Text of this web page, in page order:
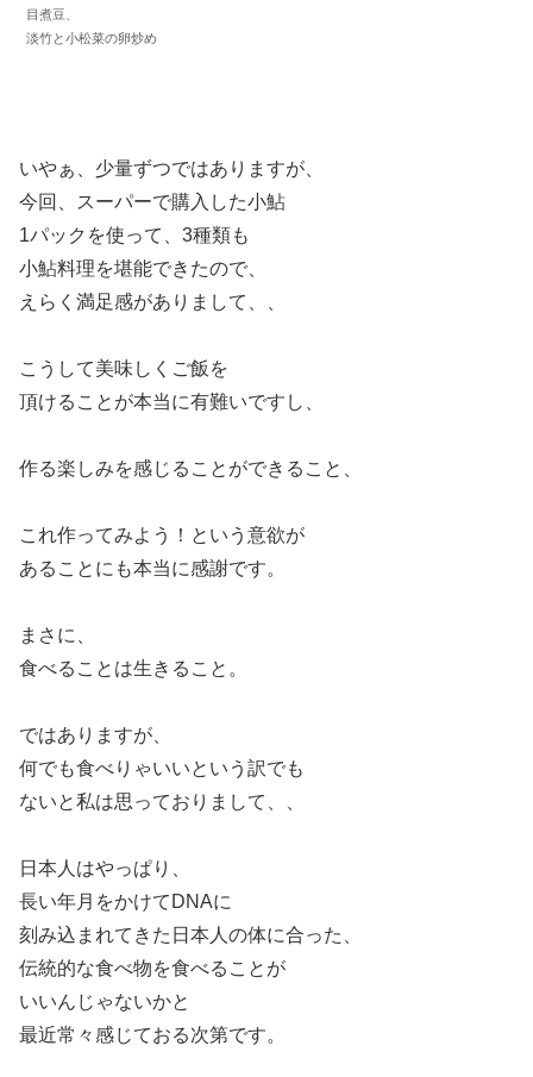
目煮豆、
淡竹と小松菜の卵炒め
いやぁ、少量ずつではありますが、
今回、スーパーで購入した小鮎
1パックを使って、3種類も
小鮎料理を堪能できたので、
えらく満足感がありまして、、
こうして美味しくご飯を
頂けることが本当に有難いですし、
作る楽しみを感じることができること、
これ作ってみよう！という意欲が
あることにも本当に感謝です。
まさに、
食べることは生きること。
ではありますが、
何でも食べりゃいいという訳でも
ないと私は思っておりまして、、
日本人はやっぱり、
長い年月をかけてDNAに
刻み込まれてきた日本人の体に合った、
伝統的な食べ物を食べることが
いいんじゃないかと
最近常々感じておる次第です。